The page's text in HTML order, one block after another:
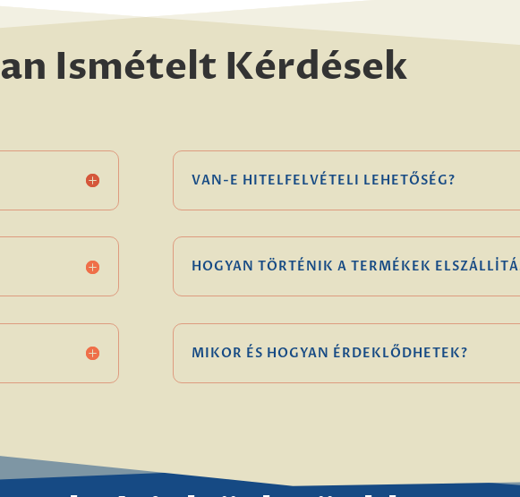
Ismételt Kérdések
VAN-E HITELFELVÉTELI LEHETŐSÉG?
HOGYAN TÖRTÉNIK A TERMÉKEK
MIKOR ÉS HOGYAN ÉRDEKLŐDHETEK?